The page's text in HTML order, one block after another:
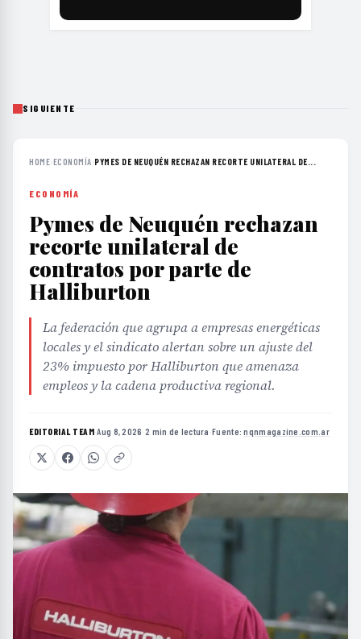
SIGUIENTE
HOME›ECONOMÍA›PYMES DE NEUQUÉN RECHAZAN RECORTE UNILATERAL DE...
ECONOMÍA
Pymes de Neuquén rechazan
recorte unilateral de
contratos por parte de
Halliburton
La federación que agrupa a empresas energéticas
locales y el sindicato alertan sobre un ajuste del
23% impuesto por Halliburton que amenaza
empleos y la cadena productiva regional.
EDITORIAL TEAM·Aug 8, 2026 ·2 min de lectura ·Fuente:nqnmagazine.com.ar